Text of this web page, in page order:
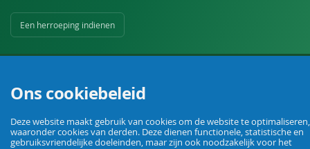
Een herroeping indienen
Uw vakhandel voor landbouw, veehouderij, huis, erf en tuin.
Ons cookiebeleid
Deze website maakt gebruik van cookies om de website te optimaliseren,
waaronder cookies van derden. Deze dienen functionele, statistische en
gebruiksvriendelijke doeleinden, maar zijn ook noodzakelijk voor het